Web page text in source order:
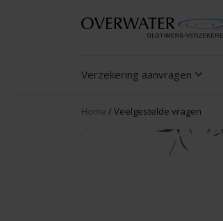
Verzekering aanvragen
Home /Veelgestelde vragen